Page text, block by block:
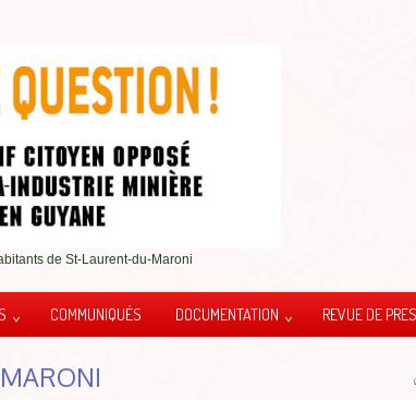
de St-Laurent-du-Maroni
COMMUNIQUÉS DOCUMENTATION REVUE DE